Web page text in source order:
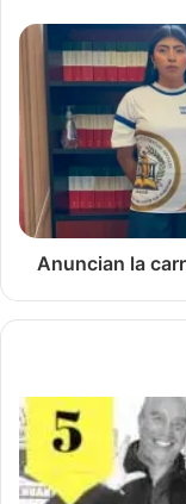
Anuncian la